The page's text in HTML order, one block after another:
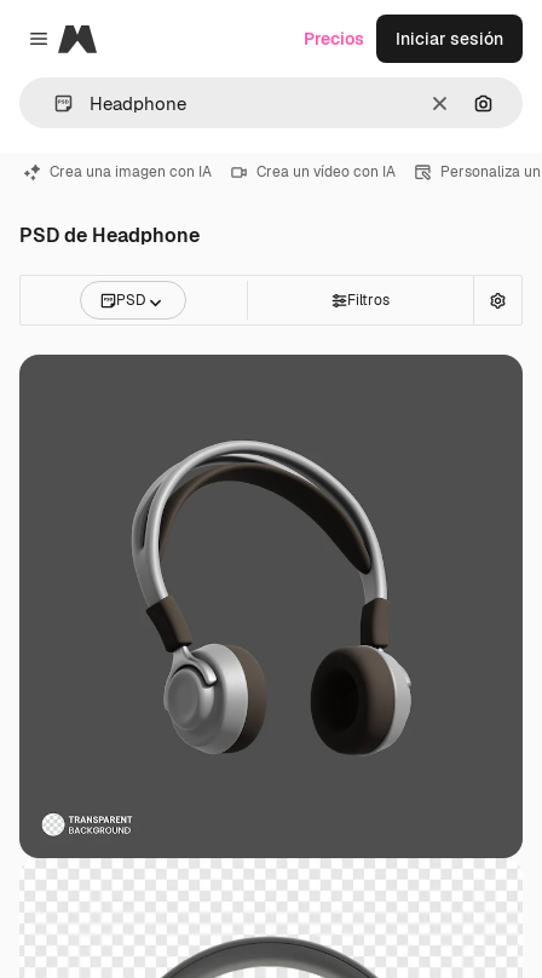
Close menu
Magnific
Borrar
Precios Iniciar sesión
Crea una imagen con IA Crea un vídeo con IA Personaliza
PSD de Headphone
PSD Filtros